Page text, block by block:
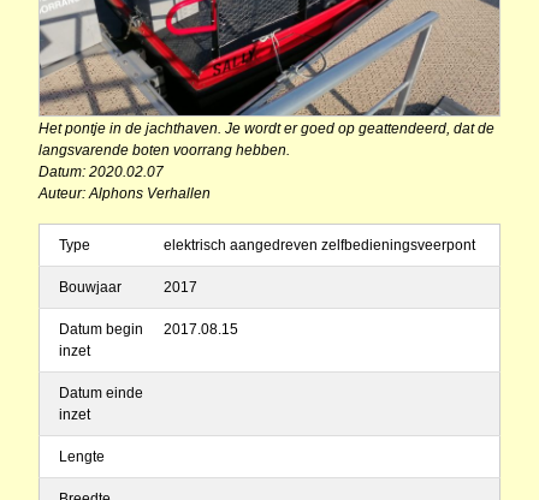
Het pontje in de jachthaven. Je wordt er goed op geattendeerd, dat de
langsvarende boten voorrang hebben.
Datum: 2020.02.07
Auteur: Alphons Verhallen
Type elektrisch aangedreven zelfbedieningsveerpont
Bouwjaar 2017
Datum begin
inzet
2017.08.15
Datum einde
inzet
Lengte